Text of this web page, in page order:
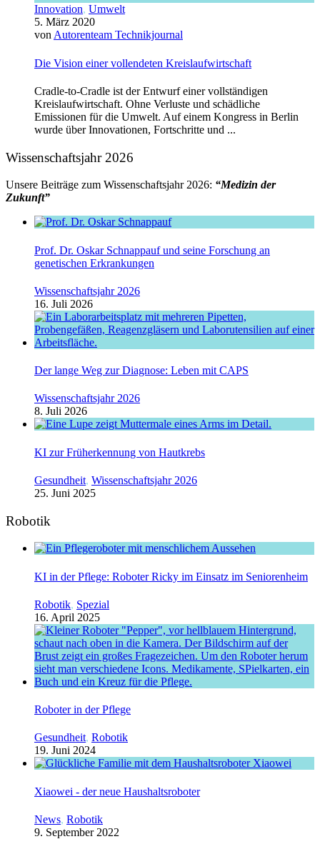
Innovation, Umwelt
5. März 2020
von Autorenteam Technikjournal
Die Vision einer vollendeten Kreislaufwirtschaft
Cradle-to-Cradle ist der Entwurf einer vollständigen
Kreislaufwirtschaft. Ohne Verluste und schädliche
Emissionen für die Umwelt. Auf einem Kongress in Berlin
wurde über Innovationen, Fortschritte und ...
Wissenschaftsjahr 2026
Unsere Beiträge zum Wissenschaftsjahr 2026: “Medizin der
Zukunft”
Prof. Dr. Oskar Schnappauf und seine Forschung an
genetischen Erkrankungen
Wissenschaftsjahr 2026
16. Juli 2026
Der lange Weg zur Diagnose: Leben mit CAPS
Wissenschaftsjahr 2026
8. Juli 2026
KI zur Früherkennung von Hautkrebs
Gesundheit, Wissenschaftsjahr 2026
25. Juni 2025
Robotik
KI in der Pflege: Roboter Ricky im Einsatz im Seniorenheim
Robotik, Spezial
16. April 2025
Roboter in der Pflege
Gesundheit, Robotik
19. Juni 2024
Xiaowei - der neue Haushaltsroboter
News, Robotik
9. September 2022